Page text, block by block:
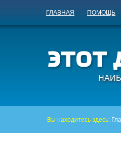
ГЛАВНАЯ ПОМОЩЬ
Вы находитесь здесь: